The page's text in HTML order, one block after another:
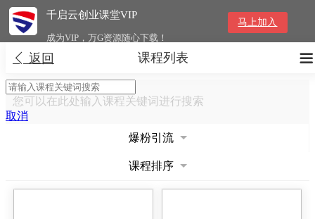
千启云创业课堂VIP
成为VIP，万G资源随心下载！
马上加入
 返回 
课程列表
您可以在此处输入课程关键词进行搜索
取消
爆粉引流
课程排序